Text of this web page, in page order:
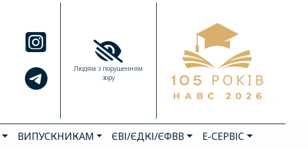
Людям з порушенням
зору
ВИПУСКНИКАМ ЄВІ/ЄДКІ/ЄФВВ
Е-СЕРВІС